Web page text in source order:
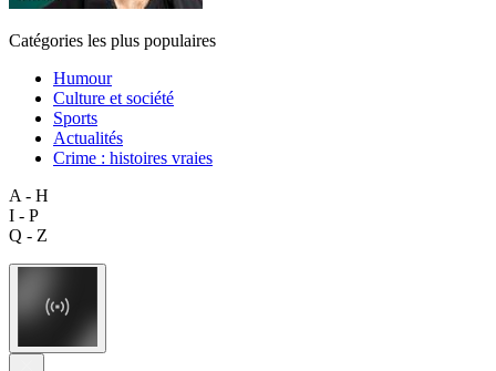
Catégories les plus populaires
Humour
Culture et société
Sports
Actualités
Crime : histoires vraies
A - H
I - P
Q - Z